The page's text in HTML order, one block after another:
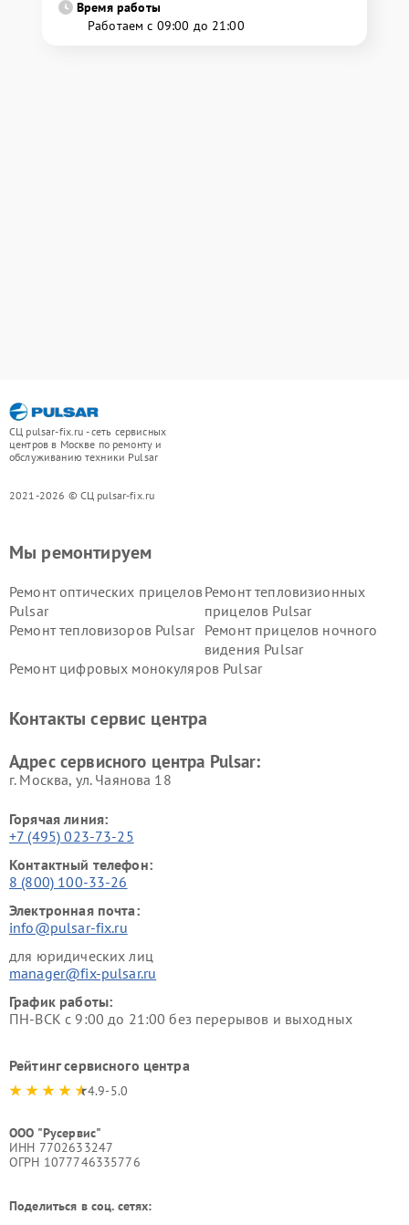
Время работы
Работаем с 09:00 до 21:00
СЦ pulsar-fix.ru - сеть сервисных
центров в Москве по ремонту и
обслуживанию техники Pulsar
2021-2026 © СЦ pulsar-fix.ru
Мы ремонтируем
Ремонт оптических прицелов
Pulsar
Ремонт тепловизионных
прицелов Pulsar
Ремонт тепловизоров Pulsar
Ремонт прицелов ночного
видения Pulsar
Ремонт цифровых монокуляров Pulsar
Контакты сервис центра
Адрес сервисного центра Pulsar:
г. Москва, ул. Чаянова 18
Горячая линия:
+7 (495) 023-73-25
Контактный телефон:
8 (800) 100-33-26
Электронная почта:
info@pulsar-fix.ru
для юридических лиц
manager@fix-pulsar.ru
График работы:
ПН-ВСК с 9:00 до 21:00 без перерывов и выходных
Рейтинг сервисного центра
4.9-5.0
ООО "Русервис"
ИНН 7702633247
ОГРН 1077746335776
Поделиться в соц. сетях: